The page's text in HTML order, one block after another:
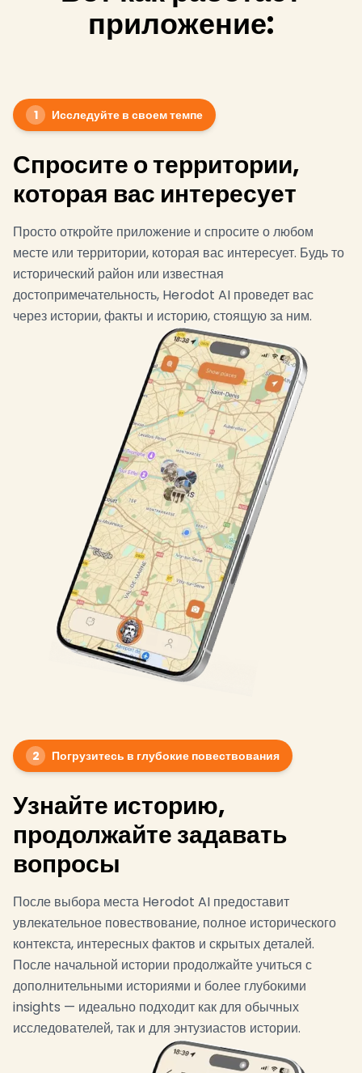
приложение:
1 Исследуйте в своем темпе
Спросите о территории,
которая вас интересует
Просто откройте приложение и спросите о любом
месте или территории, которая вас интересует. Будь то
исторический район или известная
достопримечательность, Herodot AI проведет вас
через истории, факты и историю, стоящую за ним.
2 Погрузитесь в глубокие повествования
Узнайте историю,
продолжайте задавать
вопросы
После выбора места Herodot AI предоставит
увлекательное повествование, полное исторического
контекста, интересных фактов и скрытых деталей.
После начальной истории продолжайте учиться с
дополнительными историями и более глубокими
insights — идеально подходит как для обычных
исследователей, так и для энтузиастов истории.